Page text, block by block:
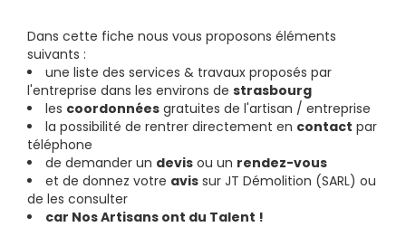
Dans cette fiche nous vous proposons éléments
suivants :
une liste des services & travaux proposés par
l'entreprise dans les environs de strasbourg
les coordonnées gratuites de l'artisan / entreprise
la possibilité de rentrer directement en contact par
téléphone
de demander un devis ou un rendez-vous
et de donnez votre avis sur JT Démolition (SARL) ou
de les consulter
car Nos Artisans ont du Talent !